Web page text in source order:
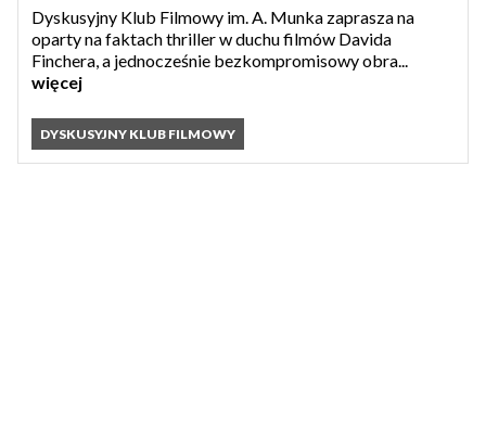
Dyskusyjny Klub Filmowy im. A. Munka zaprasza na
oparty na faktach thriller w duchu filmów Davida
Finchera, a jednocześnie bezkompromisowy obra...
więcej
DYSKUSYJNY KLUB FILMOWY